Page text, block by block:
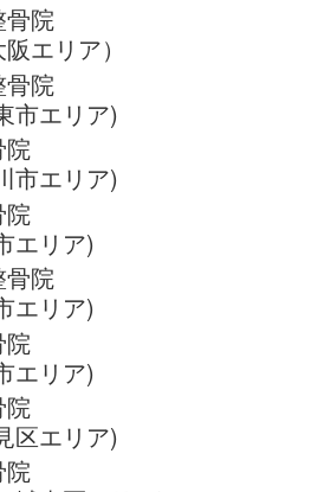
骨院
エリア）
骨院
市エリア)
院
市エリア)
院
エリア)
骨院
エリア)
院
エリア)
院
区エリア)
院